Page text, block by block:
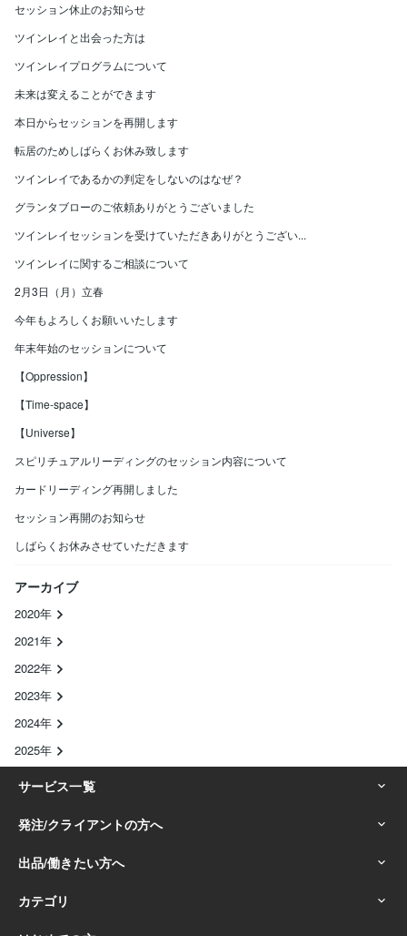
セッション休止のお知らせ
ツインレイと出会った方は
ツインレイプログラムについて
未来は変えることができます
本日からセッションを再開します
転居のためしばらくお休み致します
ツインレイであるかの判定をしないのはなぜ？
グランタブローのご依頼ありがとうございました
ツインレイセッションを受けていただきありがとうござい...
ツインレイに関するご相談について
2月3日（月）立春
今年もよろしくお願いいたします
年末年始のセッションについて
【Oppression】
【Time-space】
【Universe】
スピリチュアルリーディングのセッション内容について
カードリーディング再開しました
セッション再開のお知らせ
しばらくお休みさせていただきます
アーカイブ
2020年
2021年
2022年
2023年
2024年
2025年